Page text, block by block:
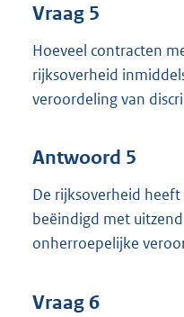
Vraag 5
Hoeveel contracten
rijksoverheid
veroordeling van
Antwoord 5
De rijksoverheid
beëindigd met
onherroepelijke
Vraag 6